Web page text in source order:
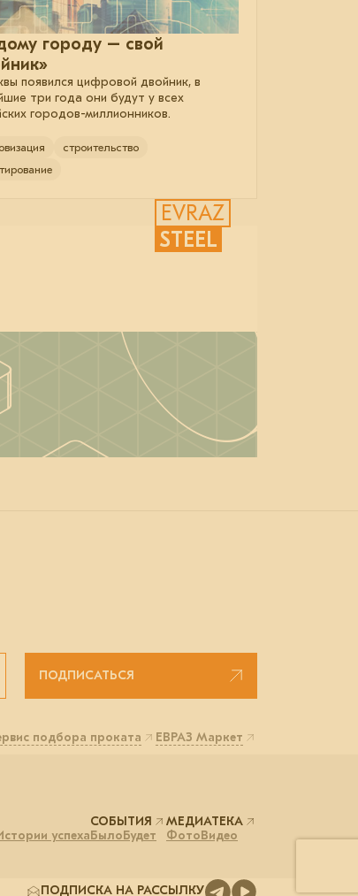
городу – свой
появился цифровой двойник, в
три года они будут у всех
городов-миллионников.
строительство
EVRAZ
STEEL
ПОДПИСАТЬСЯ
подбора проката ЕВРАЗ Маркет
успеха
СОБЫТИЯ
БылоБудет
МЕДИАТЕКА
ФотоВидео
ПОДПИСКА НА РАССЫЛКУ